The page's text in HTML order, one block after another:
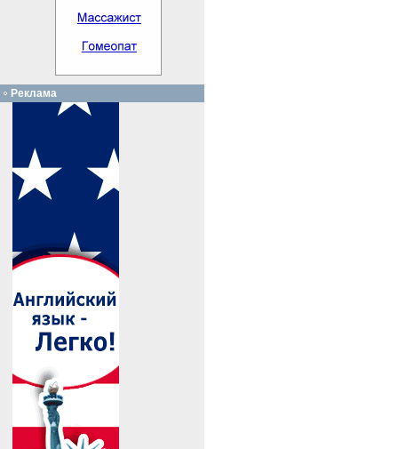
Реклама